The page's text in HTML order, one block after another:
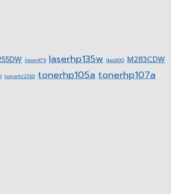
Hpm479 laserhp135w lbp300 M283CDW
tonerhl2130 tonerhp105a tonerhp107a